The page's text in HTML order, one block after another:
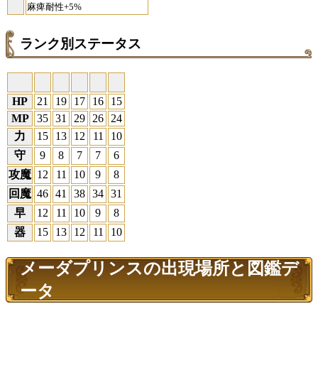
麻痺耐性+5%
ランク別ステータス
HP 21 19 17 16
15
MP
35 31 29 26
24
力
15 13 12 11
10
守
9 8 7 7
6
攻魔 12 11 10 9
8
回魔 46 41 38 34 31
早
12 11 10 9
8
器
15 13 12 11 10
メーダプリンスの出現場所と図鑑デ
ータ